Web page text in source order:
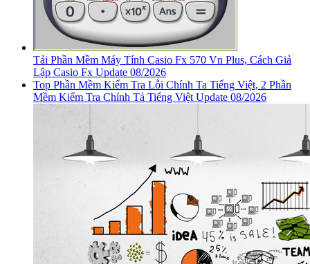
Tải Phần Mềm Máy Tính Casio Fx 570 Vn Plus, Cách Giả
Lập Casio Fx Update 08/2026
Top Phần Mềm Kiểm Tra Lỗi Chính Ta Tiếng Việt, 2 Phần
Mềm Kiểm Tra Chính Tả Tiếng Việt Update 08/2026